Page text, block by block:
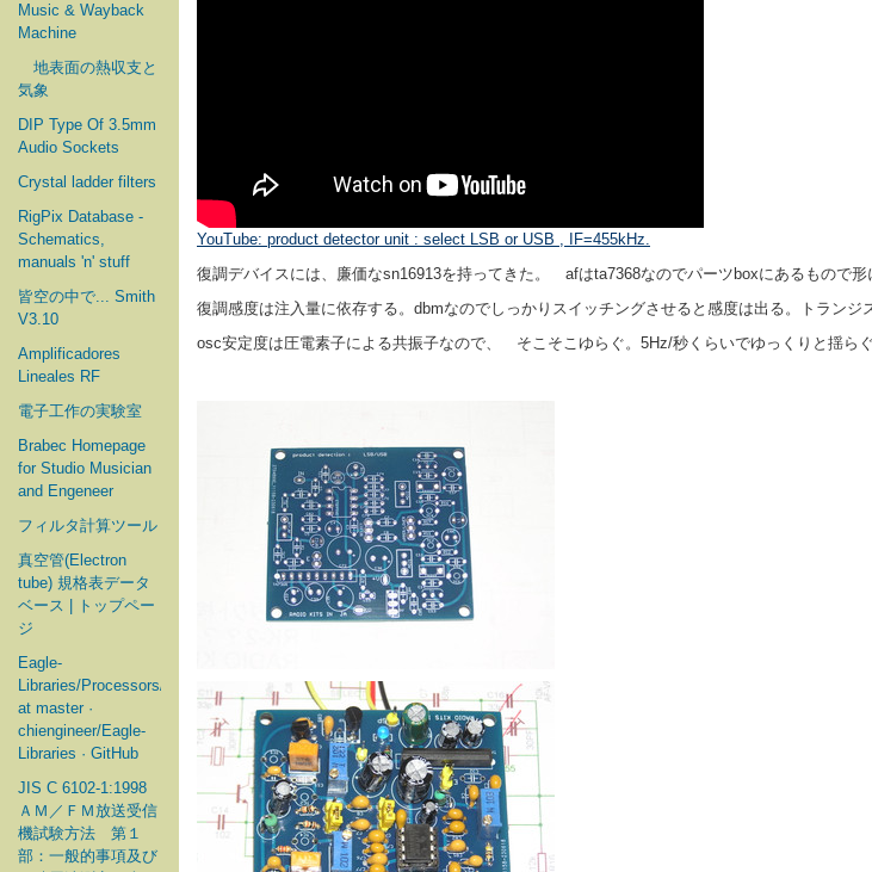
Music & Wayback
Machine
地表面の熱収支と
気象
DIP Type Of 3.5mm
Audio Sockets
Crystal ladder filters
RigPix Database -
Schematics,
manuals 'n' stuff
皆空の中で... Smith
V3.10
Amplificadores
Lineales RF
電子工作の実験室
Brabec Homepage
for Studio Musician
and Engeneer
フィルタ計算ツール
真空管(Electron
tube) 規格表データ
ベース | トップペー
ジ
Eagle-
Libraries/Processors/Microchip
at master ·
chiengineer/Eagle-
Libraries · GitHub
JIS C 6102-1:1998
ＡＭ／ＦＭ放送受信
機試験方法 第１
部：一般的事項及び
YouTube: product detector unit : select LSB or USB , IF=455kHz.
復調デバイスには、廉価なsn16913を持ってきた。 afはta7368なのでパーツboxにあるもので形
復調感度は注入量に依存する。dbmなのでしっかりスイッチングさせると感度は出る。トランジ
osc安定度は圧電素子による共振子なので、 そこそこゆらぐ。5Hz/秒くらいでゆっくりと揺ら